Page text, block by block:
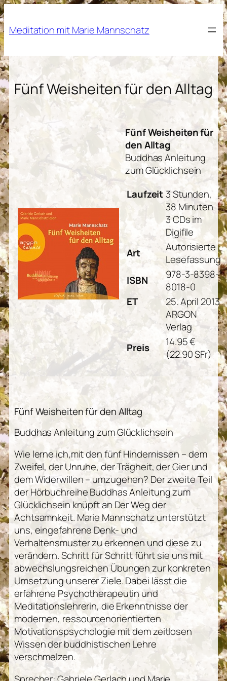
Zum
Inhalt
springen
Meditation mit Marie Mannschatz
Fünf Weisheiten für den Alltag
Fünf Weisheiten für
den Alltag
Buddhas Anleitung
zum Glücklichsein
Laufzeit3 Stunden,
38 Minuten
3 CDs im
Digifile
Art
Autorisierte
Lesefassung
ISBN
978-3-8398-
8018-0
ET
25. April 2013
ARGON
Verlag
Preis
14.95 €
(22.90 SFr)
Fünf Weisheiten für den Alltag
Buddhas Anleitung zum Glücklichsein
Wie lerne ich,mit den fünf Hindernissen – dem
Zweifel, der Unruhe, der Trägheit, der Gier und
dem Widerwillen – umzugehen? Der zweite Teil
der Hörbuchreihe Buddhas Anleitung zum
Glücklichsein knüpft an Der Weg der
Achtsamnkeit. Marie Mannschatz unterstützt
uns, eingefahrene Denk- und
Verhaltensmuster zu erkennen und diese zu
verändern. Schritt für Schritt führt sie uns mit
abwechslungsreichen Übungen zur konkreten
Umsetzung unserer Ziele. Dabei lässt die
erfahrene Psychotherapeutin und
Meditationslehrerin, die Erkenntnisse der
modernen, ressourcenorientierten
Motivationspsychologie mit dem zeitlosen
Wissen der buddhistischen Lehre
verschmelzen.